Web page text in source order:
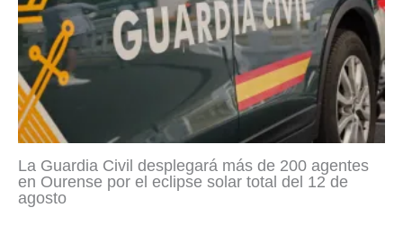
La Guardia Civil desplegará más de 200 agentes
en Ourense por el eclipse solar total del 12 de
agosto